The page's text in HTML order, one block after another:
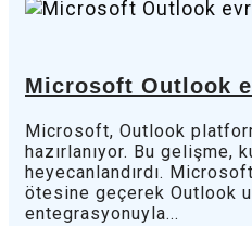
Microsoft Outlook
Microsoft, Outlook
hazırlanıyor. Bu gelişme,
heyecanlandırdı.
ötesine geçerek Outlook
entegrasyonuyla...